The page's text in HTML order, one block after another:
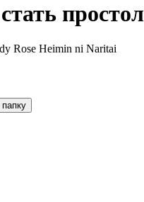
Rose Heimin ni Naritai